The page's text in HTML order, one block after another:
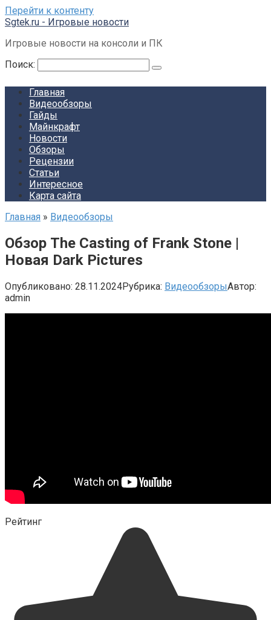
Перейти к контенту
Sgtek.ru - Игровые новости
Игровые новости на консоли и ПК
Поиск:
Главная
Видеообзоры
Гайды
Майнкрафт
Новости
Обзоры
Рецензии
Статьи
Интересное
Карта сайта
Главная » Видеообзоры
Обзор The Casting of Frank Stone |
Новая Dark Pictures
Опубликовано: 28.11.2024Рубрика: ВидеообзорыАвтор:
admin
Рейтинг